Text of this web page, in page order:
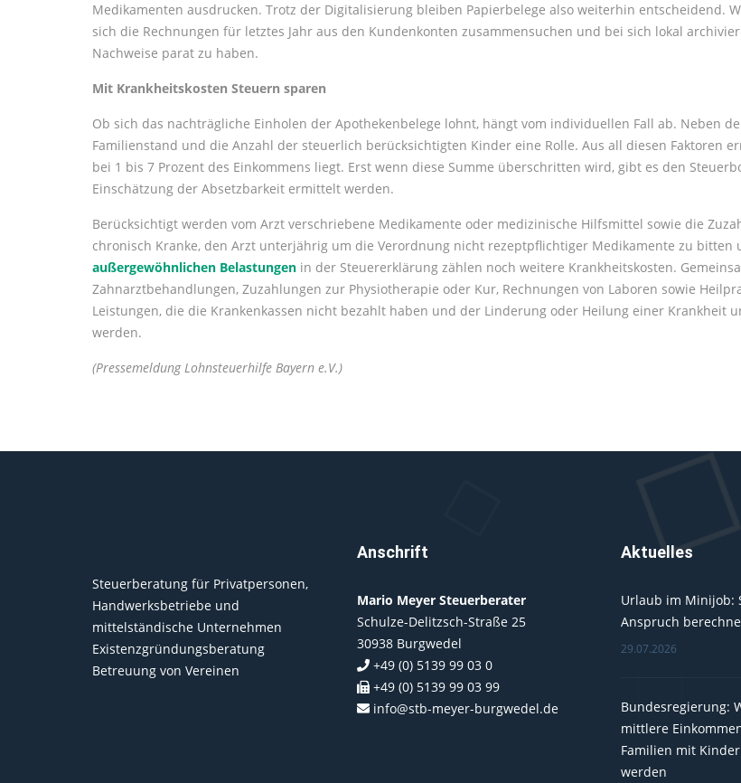
Medikamenten ausdrucken. Trotz der Digitalisierung bleiben Papierbelege also weiterhin entscheidend.
sich die Rechnungen für letztes Jahr aus den Kundenkonten zusammensuchen und bei sich lokal
Nachweise parat zu haben.
Mit Krankheitskosten Steuern sparen
Ob sich das nachträgliche Einholen der Apothekenbelege lohnt, hängt vom individuellen Fall ab. Neben
Familienstand und die Anzahl der steuerlich berücksichtigten Kinder eine Rolle. Aus all diesen Faktoren
bei 1 bis 7 Prozent des Einkommens liegt. Erst wenn diese Summe überschritten wird, gibt es den
Einschätzung der Absetzbarkeit ermittelt werden.
Berücksichtigt werden vom Arzt verschriebene Medikamente oder medizinische Hilfsmittel sowie die
chronisch Kranke, den Arzt unterjährig um die Verordnung nicht rezeptpflichtiger Medikamente zu bitten
außergewöhnlichen Belastungen in der Steuererklärung zählen noch weitere Krankheitskosten.
Zahnarztbehandlungen, Zuzahlungen zur Physiotherapie oder Kur, Rechnungen von Laboren sowie
Leistungen, die die Krankenkassen nicht bezahlt haben und der Linderung oder Heilung einer Krankheit
werden.
(Pressemeldung Lohnsteuerhilfe Bayern e.V.)
Steuerberatung für Privatpersonen,
Handwerksbetriebe und
mittelständische Unternehmen
Existenzgründungsberatung
Betreuung von Vereinen
Anschrift
Mario Meyer Steuerberater
Schulze-Delitzsch-Straße 25
30938 Burgwedel
+49 (0) 5139 99 03 0
+49 (0) 5139 99 03 99
info@stb-meyer-burgwedel.de
Aktuelles
Urlaub im Minijob:
Anspruch
29.07.2026
Bundesregierung:
mittlere
Familien mit
werden